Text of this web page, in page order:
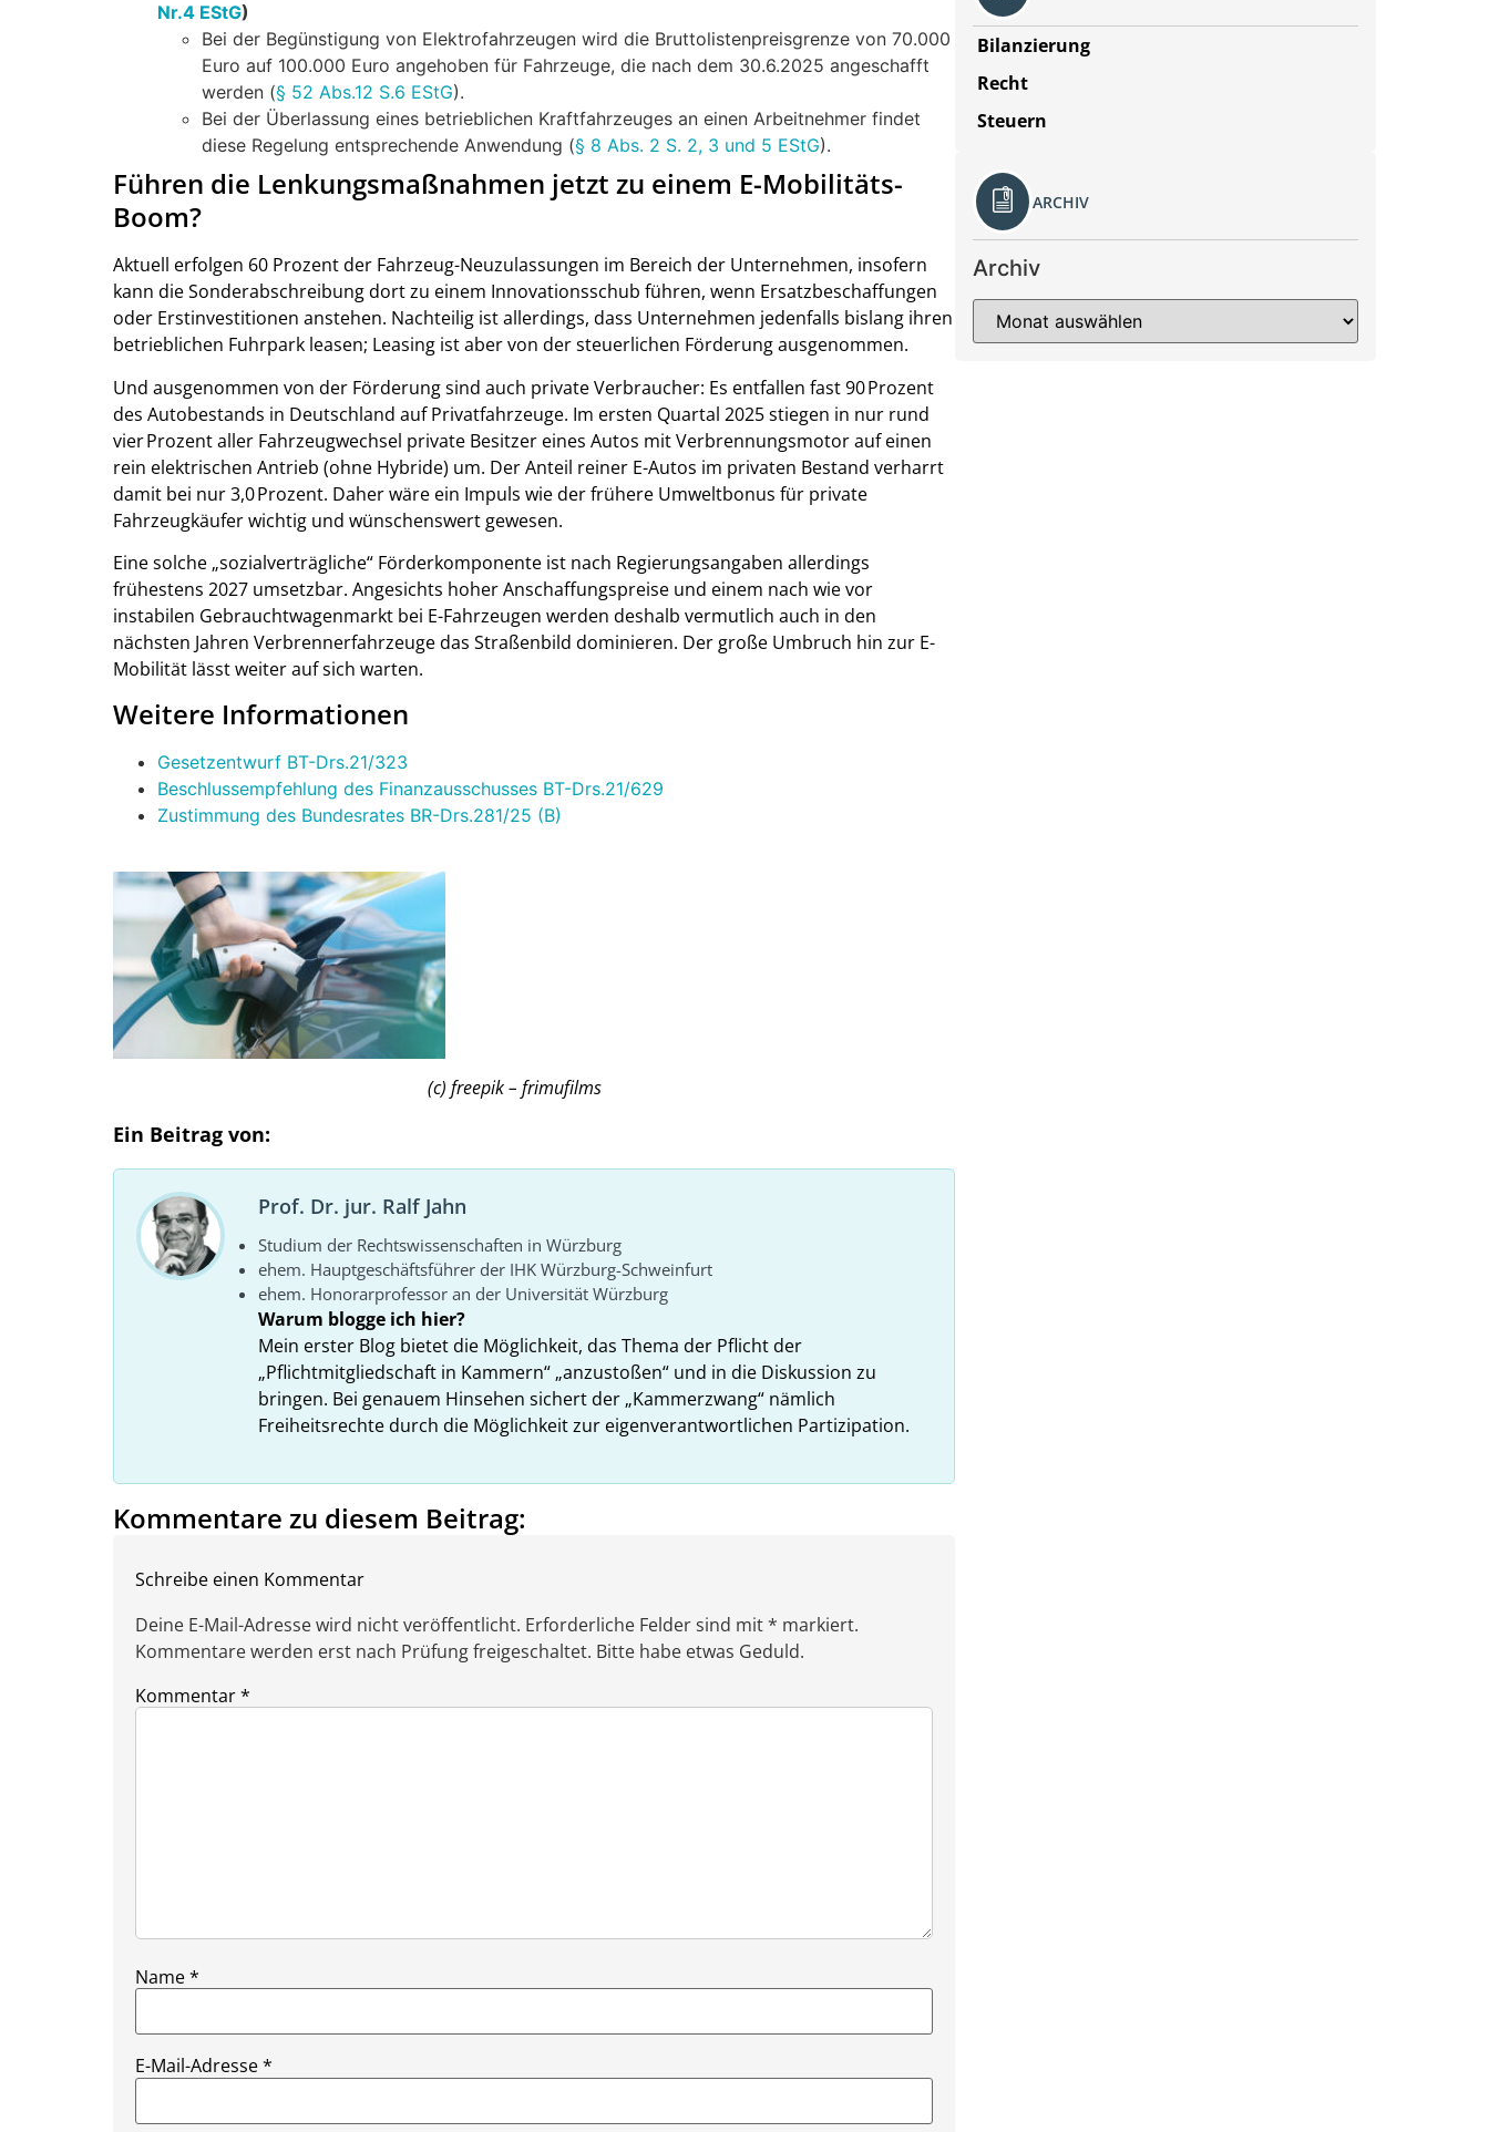
Nr.4 EStG)
Bei der Begünstigung von Elektrofahrzeugen wird die Bruttolistenpreisgrenze von 70.000
Euro auf 100.000 Euro angehoben für Fahrzeuge, die nach dem 30.6.2025 angeschafft
werden (§ 52 Abs.12 S.6 EStG).
Bei der Überlassung eines betrieblichen Kraftfahrzeuges an einen Arbeitnehmer findet
diese Regelung entsprechende Anwendung (§ 8 Abs. 2 S. 2, 3 und 5 EStG).
Führen die Lenkungsmaßnahmen jetzt zu einem E-Mobilitäts-
Boom?
Aktuell erfolgen 60 Prozent der Fahrzeug-Neuzulassungen im Bereich der Unternehmen, insofern
kann die Sonderabschreibung dort zu einem Innovationsschub führen, wenn Ersatzbeschaffungen
oder Erstinvestitionen anstehen. Nachteilig ist allerdings, dass Unternehmen jedenfalls bislang ihren
betrieblichen Fuhrpark leasen; Leasing ist aber von der steuerlichen Förderung ausgenommen.
Und ausgenommen von der Förderung sind auch private Verbraucher: Es entfallen fast 90 Prozent
des Autobestands in Deutschland auf Privatfahrzeuge. Im ersten Quartal 2025 stiegen in nur rund
vier Prozent aller Fahrzeugwechsel private Besitzer eines Autos mit Verbrennungsmotor auf einen
rein elektrischen Antrieb (ohne Hybride) um. Der Anteil reiner E-Autos im privaten Bestand verharrt
damit bei nur 3,0 Prozent. Daher wäre ein Impuls wie der frühere Umweltbonus für private
Fahrzeugkäufer wichtig und wünschenswert gewesen.
Eine solche „sozialverträgliche“ Förderkomponente ist nach Regierungsangaben allerdings
frühestens 2027 umsetzbar. Angesichts hoher Anschaffungspreise und einem nach wie vor
instabilen Gebrauchtwagenmarkt bei E-Fahrzeugen werden deshalb vermutlich auch in den
nächsten Jahren Verbrennerfahrzeuge das Straßenbild dominieren. Der große Umbruch hin zur E-
Mobilität lässt weiter auf sich warten.
Weitere Informationen
Gesetzentwurf BT-Drs.21/323
Beschlussempfehlung des Finanzausschusses BT-Drs.21/629
Zustimmung des Bundesrates BR-Drs.281/25 (B)
(c) freepik – frimufilms
Ein Beitrag von:
Prof. Dr. jur. Ralf Jahn
Studium der Rechtswissenschaften in Würzburg
ehem. Hauptgeschäftsführer der IHK Würzburg-Schweinfurt
ehem. Honorarprofessor an der Universität Würzburg
Warum blogge ich hier?
Mein erster Blog bietet die Möglichkeit, das Thema der Pflicht der
„Pflichtmitgliedschaft in Kammern“ „anzustoßen“ und in die Diskussion zu
bringen. Bei genauem Hinsehen sichert der „Kammerzwang“ nämlich
Freiheitsrechte durch die Möglichkeit zur eigenverantwortlichen Partizipation.
Kommentare zu diesem Beitrag:
Schreibe einen Kommentar
Deine E-Mail-Adresse wird nicht veröffentlicht. Erforderliche Felder sind mit * markiert.
Kommentare werden erst nach Prüfung freigeschaltet. Bitte habe etwas Geduld.
Kommentar*
Name*
E-Mail-Adresse*
Bilanzierung
Recht
Steuern
ARCHIV
Archiv